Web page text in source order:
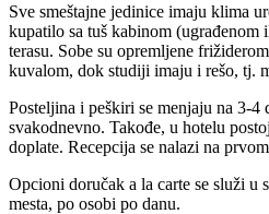
Sve smeštajne jedinice imaju klima
kupatilo sa tuš kabinom (ugrađenom
terasu. Sobe su opremljene
kuvalom, dok studiji imaju i rešo, tj.
Posteljina i peškiri se menjaju na 3-4
svakodnevno. Takođe, u hotelu
doplate. Recepcija se nalazi na
Opcioni doručak a la carte se služi u
mesta, po osobi po danu.